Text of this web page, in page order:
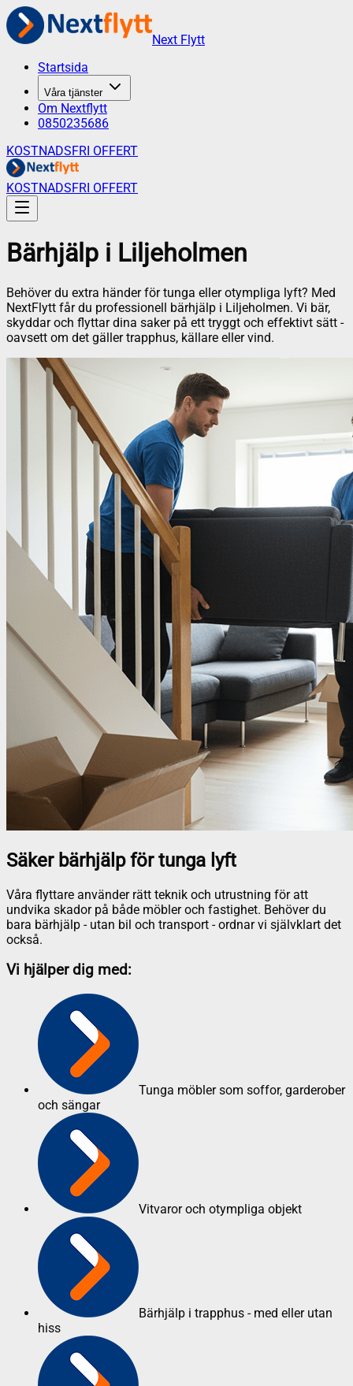
Next Flytt
Startsida
Våra tjänster
Om Nextflytt
0850235686
KOSTNADSFRI OFFERT
KOSTNADSFRI OFFERT
Bärhjälp i Liljeholmen
Behöver du extra händer för tunga eller otympliga lyft? Med
NextFlytt får du professionell bärhjälp i Liljeholmen. Vi bär,
skyddar och flyttar dina saker på ett tryggt och effektivt sätt -
oavsett om det gäller trapphus, källare eller vind.
Säker bärhjälp för tunga lyft
Våra flyttare använder rätt teknik och utrustning för att
undvika skador på både möbler och fastighet. Behöver du
bara bärhjälp - utan bil och transport - ordnar vi självklart det
också.
Vi hjälper dig med:
Tunga möbler som soffor, garderober
och sängar
Vitvaror och otympliga objekt
Bärhjälp i trapphus - med eller utan
hiss